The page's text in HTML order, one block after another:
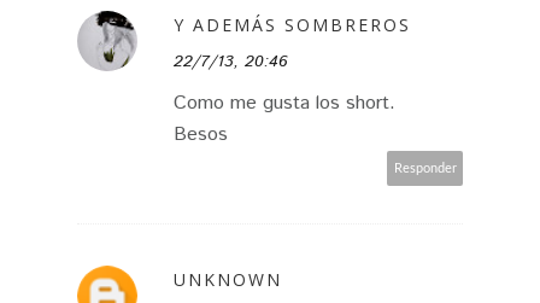
Y ADEMÁS SOMBREROS
22/7/13, 20:46
Como me gusta los short.
Besos
Responder
UNKNOWN